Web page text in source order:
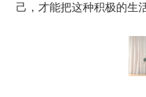
己，才能把这种积极的生